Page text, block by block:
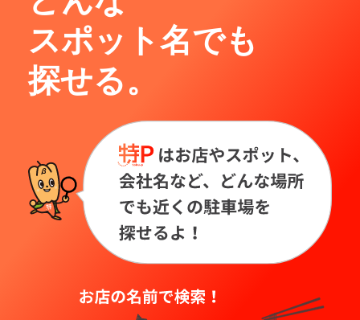
スポット名でも
探せる。